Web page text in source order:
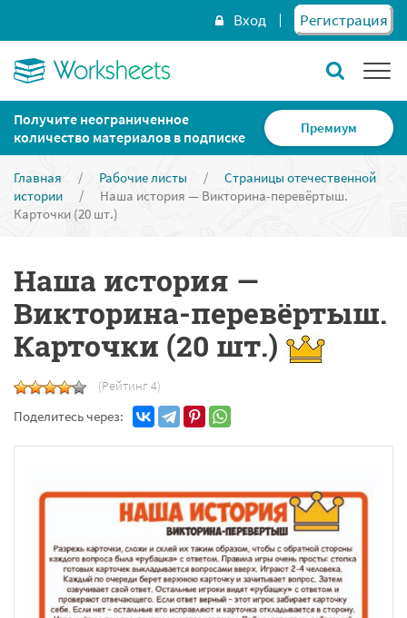
Вход Регистрация
Получите неограниченное
количество материалов в подписке
Премиум
Главная / Рабочие листы /
Страницы отечественной
истории
/
Наша история — Викторина-перевёртыш.
Карточки (20 шт.)
Наша история —
Викторина-перевёртыш.
Карточки (20 шт.)
(Рейтинг 4)
Поделитесь через: